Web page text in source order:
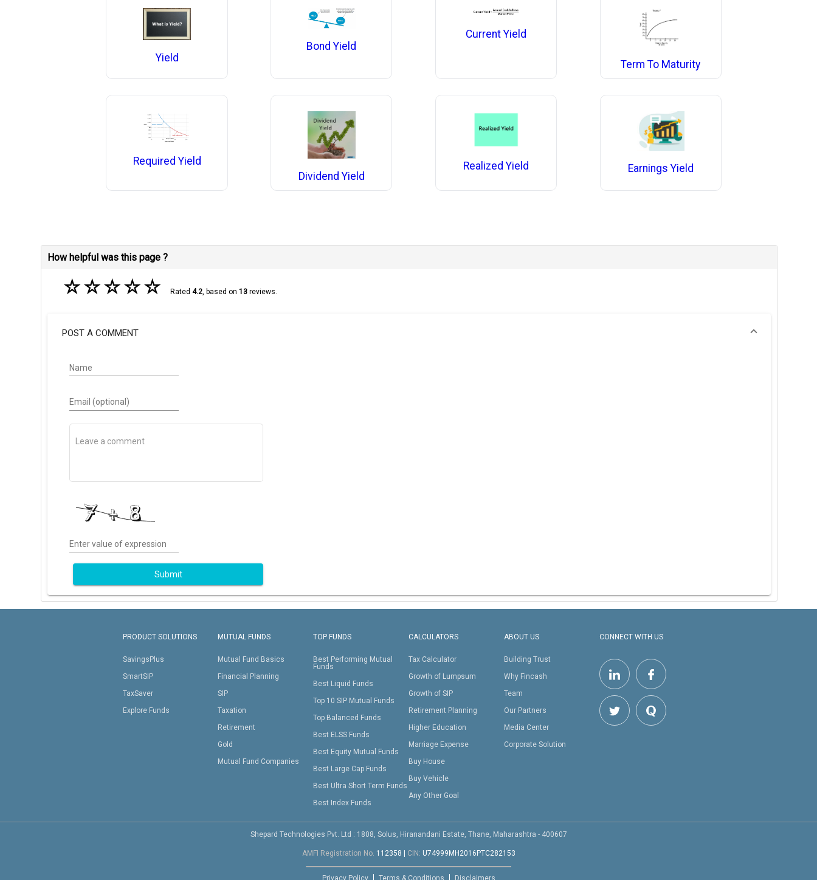
Yield
Bond Yield
Current Yield
Term To Maturity
Required Yield
Dividend Yield
Realized Yield Earnings Yield
How helpful was this page ?
☆☆☆☆☆ Rated 4.2, based on 13reviews.
POST A COMMENT
Name
Email (optional)
Enter value of expression
Submit
PRODUCT SOLUTIONS
SavingsPlus
SmartSIP
TaxSaver
Explore Funds
MUTUAL FUNDS
Mutual Fund Basics
Financial Planning
SIP
Taxation
Retirement
Gold
Mutual Fund Companies
TOP FUNDS
Best Performing Mutual
Funds
Best Liquid Funds
Top 10 SIP Mutual Funds
Top Balanced Funds
Best ELSS Funds
Best Equity Mutual Funds
Best Large Cap Funds
Best Ultra Short Term Funds
Best Index Funds
CALCULATORS
Tax Calculator
Growth of Lumpsum
Growth of SIP
Retirement Planning
Higher Education
Marriage Expense
Buy House
Buy Vehicle
Any Other Goal
ABOUT US
Building Trust
Why Fincash
Team
Our Partners
Media Center
Corporate Solution
CONNECT WITH US
Shepard Technologies Pvt. Ltd : 1808, Solus, Hiranandani Estate, Thane, Maharashtra - 400607
AMFI Registration No. 112358 | CIN: U74999MH2016PTC282153
Privacy Policy Terms & Conditions Disclaimers